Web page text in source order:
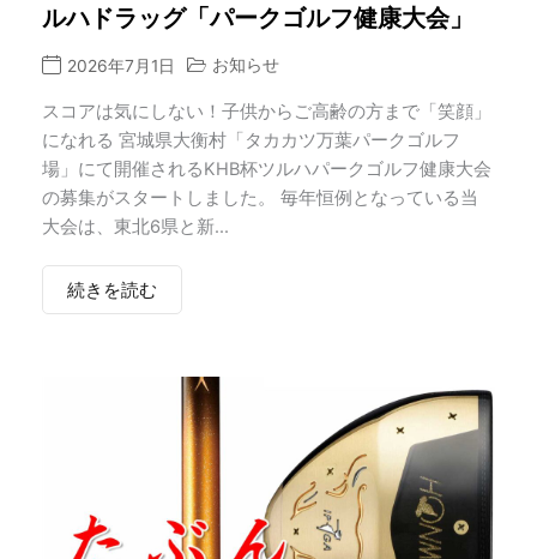
ルハドラッグ「パークゴルフ健康大会」
2026年7月1日 お知らせ
スコアは気にしない！子供からご高齢の方まで「笑顔」
になれる 宮城県大衡村「タカカツ万葉パークゴルフ
場」にて開催されるKHB杯ツルハパークゴルフ健康大会
の募集がスタートしました。 毎年恒例となっている当
大会は、東北6県と新...
続きを読む